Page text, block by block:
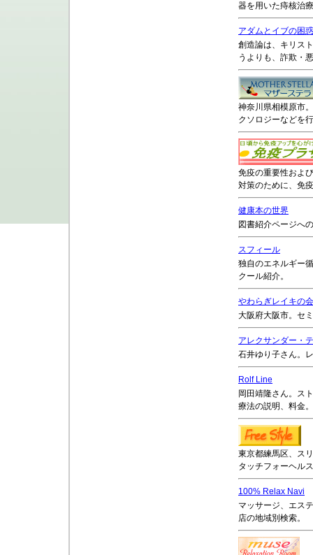
器を用いた痔核治
アダムとイブの困惑
創造論は、キリス
うよりも、詐欺・
神奈川県相模原市
クソロジーなどを
免疫の重要性およ
対策のために、免
健康本の世界
図書紹介ページへ
スフィール
独自のエネルギー
クール紹介。
やわらぎレイキの会
大阪府大阪市。セ
アレクサンダー・
石井ゆり子さん。
Rolf Line
岡田靖隆さん。ス
療法の説明、料金。
東京都練馬区、ス
タッチフォーヘル
100% Relax Navi
マッサージ、エス
店の地域別検索。